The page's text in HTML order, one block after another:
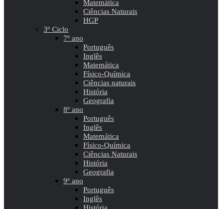
Matemática
Ciências Naturais
HGP
3º Ciclo
7º ano
Português
Inglês
Matemática
Físico-Química
Ciências naturais
História
Geografia
8º ano
Português
Inglês
Matemática
Físico-Química
Ciências Naturais
História
Geografia
9º ano
Português
Inglês